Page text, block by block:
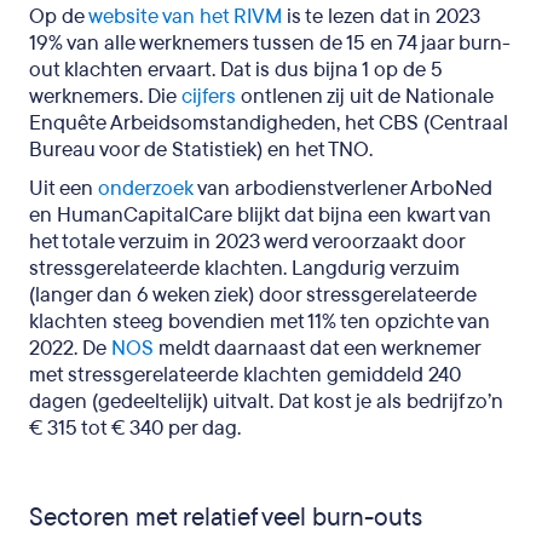
Op dewebsite van het RIVM is te lezen dat in 2023
19% van alle werknemers tussen de 15 en 74 jaar burn-
out klachten ervaart. Dat is dus bijna 1 op de 5
werknemers. Diecijfers ontlenen zij uit de Nationale
Enquête Arbeidsomstandigheden, het CBS (Centraal
Bureau voor de Statistiek) en het TNO.
Uit een onderzoekvan arbodienstverlener ArboNed
en HumanCapitalCare blijkt dat bijna een kwart van
het totale verzuim in 2023 werd veroorzaakt door
stressgerelateerde klachten. Langdurig verzuim
(langer dan 6 weken ziek) door stressgerelateerde
klachten steeg bovendien met 11% ten opzichte van
2022. De NOS meldt daarnaast dat een werknemer
met stressgerelateerde klachten gemiddeld 240
dagen (gedeeltelijk) uitvalt. Dat kost je als bedrijf zo’n
€ 315 tot € 340 per dag.
Sectoren met relatief veel burn-outs